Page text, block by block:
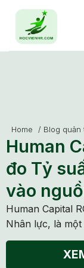
Home / Blog quản
Human
đo Tỷ
vào
Human Capital
Nhân lực, là